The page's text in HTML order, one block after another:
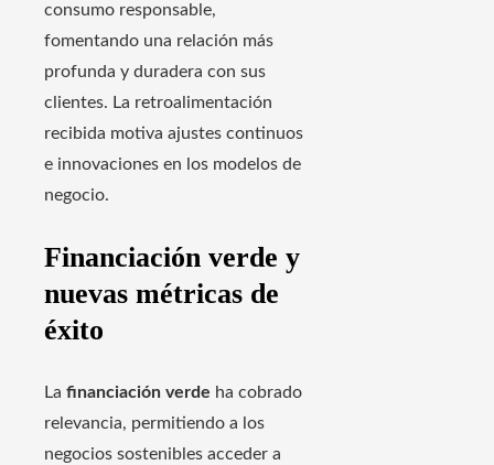
consumo responsable,
fomentando una relación más
profunda y duradera con sus
clientes. La retroalimentación
recibida motiva ajustes continuos
e innovaciones en los modelos de
negocio.
Financiación verde y
nuevas métricas de
éxito
La financiación verde ha cobrado
relevancia, permitiendo a los
negocios sostenibles acceder a